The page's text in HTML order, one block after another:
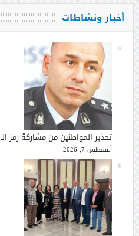
أخبار ونشاطات
تحذير المواطنين من مشاركة رمز الـ OTP
أغسطس 7, 2026